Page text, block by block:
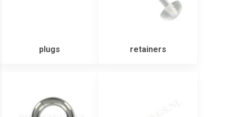
plugs retainers